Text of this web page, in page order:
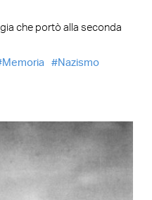
che portò alla seconda
Memoria
Nazismo